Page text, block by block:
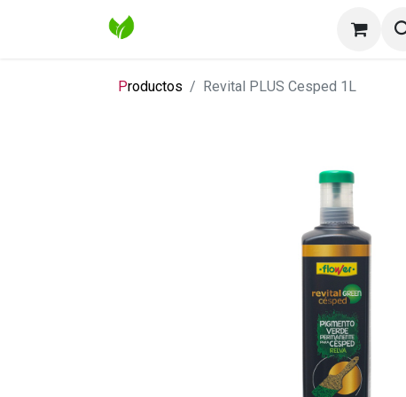
Contáctenos Blog
Productos Revital PLUS Cesped 1L